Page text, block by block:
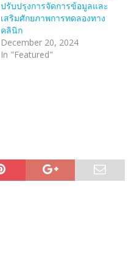
ปรับปรุงการจัดการข้อมูลและ
เสริมศักยภาพการทดลองทาง
คลินิก
December 20, 2024
In "Featured"